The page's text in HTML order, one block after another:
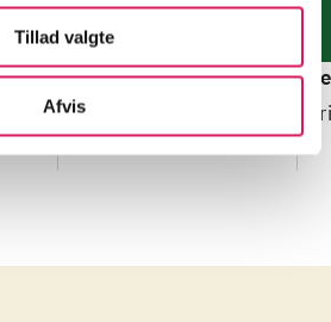
Tillad valgte
Afvis
Pak månen ind
Kristan Higgins